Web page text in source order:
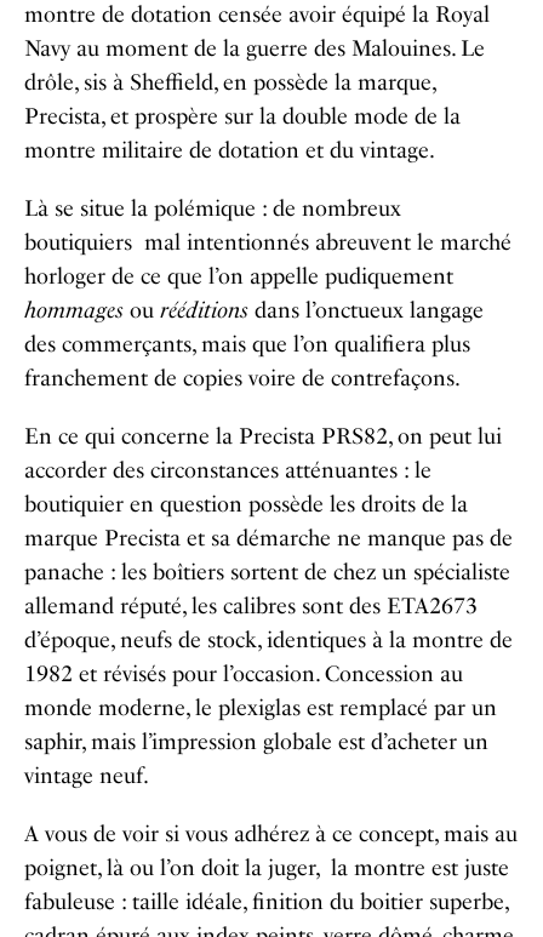
montre de dotation censée avoir équipé la Royal
Navy au moment de la guerre des Malouines. Le
drôle, sis à Sheffield, en possède la marque,
Precista, et prospère sur la double mode de la
montre militaire de dotation et du vintage.
Là se situe la polémique : de nombreux
boutiquiers mal intentionnés abreuvent le marché
horloger de ce que l’on appelle pudiquement
hommages ou rééditions dans l’onctueux langage
des commerçants, mais que l’on qualifiera plus
franchement de copies voire de contrefaçons.
En ce qui concerne la Precista PRS82, on peut lui
accorder des circonstances atténuantes : le
boutiquier en question possède les droits de la
marque Precista et sa démarche ne manque pas de
panache : les boîtiers sortent de chez un spécialiste
allemand réputé, les calibres sont des ETA2673
d’époque, neufs de stock, identiques à la montre de
1982 et révisés pour l’occasion. Concession au
monde moderne, le plexiglas est remplacé par un
saphir, mais l’impression globale est d’acheter un
vintage neuf.
A vous de voir si vous adhérez à ce concept, mais au
poignet, là ou l’on doit la juger, la montre est juste
fabuleuse : taille idéale, finition du boitier superbe,